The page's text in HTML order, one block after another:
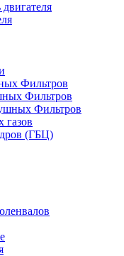
Фильтров
Фильтров
Фильтров
газов
(ГБЦ)